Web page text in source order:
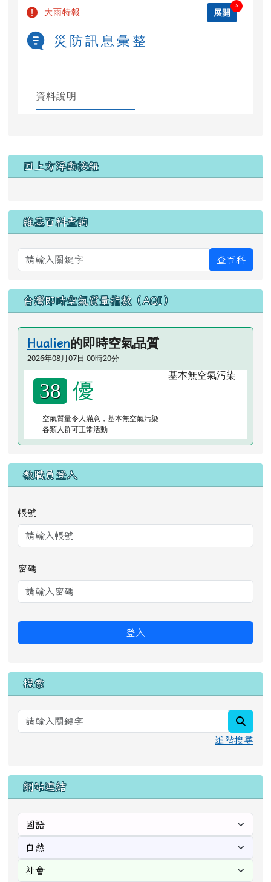
左邊區域內容
回上方浮動按鈕
維基百科查詢
查百科
台灣即時空氣質量指數（AQI）
Hualien的即時空氣品質
2026年08月07日 00時20分
38 優
空氣質量令人滿意，基本無空氣污染
各類人群可正常活動
教職員登入
帳號
密碼
登入
搜索
進階搜尋
網站連結